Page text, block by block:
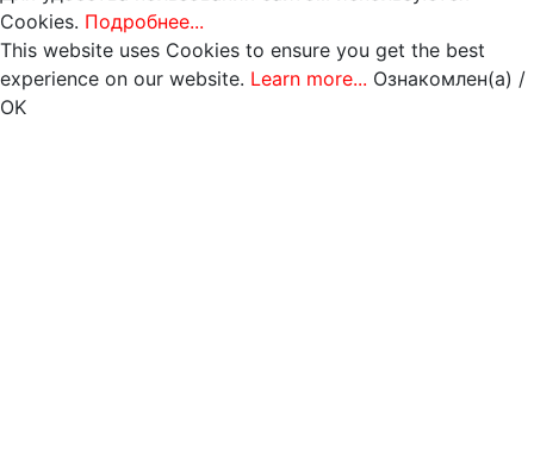
Cookies. Подробнее...
This website uses Cookies to ensure you get the best
experience on our website. Learn more... Ознакомлен(а) /
OK